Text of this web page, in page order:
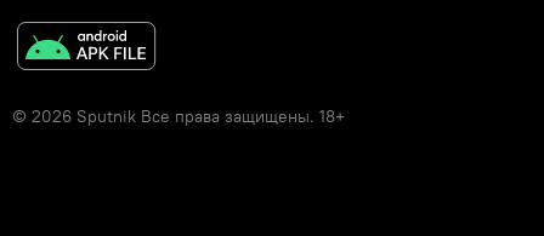
© 2026 Sputnik Все права защищены. 18+